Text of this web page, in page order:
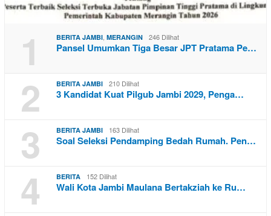
1 BERITA JAMBI, MERANGIN 246 Dilihat
Pansel Umumkan Tiga Besar JPT Pratama Pe…
2 BERITA JAMBI 210 Dilihat
3 Kandidat Kuat Pilgub Jambi 2029, Penga…
3 BERITA JAMBI 163 Dilihat
Soal Seleksi Pendamping Bedah Rumah. Pen…
4 BERITA 152 Dilihat
Wali Kota Jambi Maulana Bertakziah ke Ru…